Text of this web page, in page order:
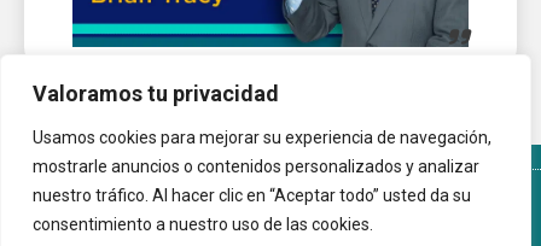
Valoramos tu privacidad
Usamos cookies para mejorar su experiencia de navegación,
mostrarle anuncios o contenidos personalizados y analizar
nuestro tráfico. Al hacer clic en “Aceptar todo” usted da su
consentimiento a nuestro uso de las cookies.
Política de Cookies